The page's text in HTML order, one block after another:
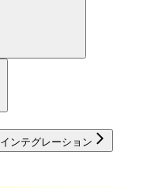
インテグレーション